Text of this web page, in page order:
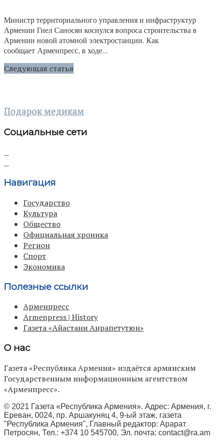
Министр территориального управления и инфраструктур
Армении Гнел Саносян коснулся вопроса строительства в
Армении новой атомной электростанции. Как
сообщает Арменпресс, в ходе...
Следующая статья
Подарок медикам
Социальные сети
Навигация
Государство
Культура
Общество
Официальная хроника
Регион
Спорт
Экономика
Полезные ссылки
Арменпресс
Armenpress | History
Газета «Айастани Анрапетутюн»
О нас
Газета «Республика Армения» издаётся армянским
Государственным информационным агентством
«Арменпресс».
© 2021 Газета «Республика Армения». Адрес: Армения, г.
Ереван, 0024, пр. Аршакуняц 4, 9-ый этаж, газета
"Республика Армения", Главный редактор: Арарат
Петросян, Тел.: +374 10 545700, Эл. почта: contact@ra.am